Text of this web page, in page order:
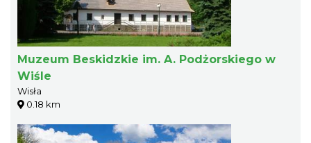
Muzeum Beskidzkie im. A. Podżorskiego w
Wiśle
Wisła
0.18 km